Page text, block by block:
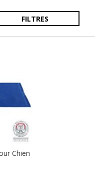
FILTRES
Chien